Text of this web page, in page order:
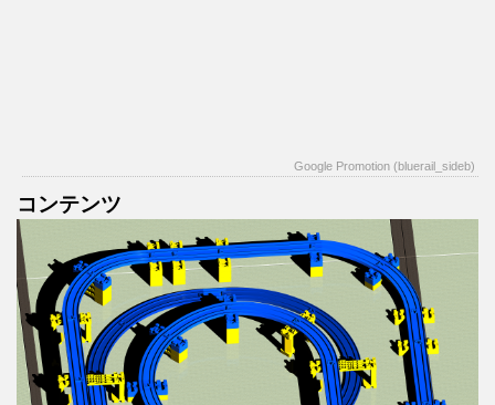
Google Promotion (bluerail_sideb)
コンテンツ